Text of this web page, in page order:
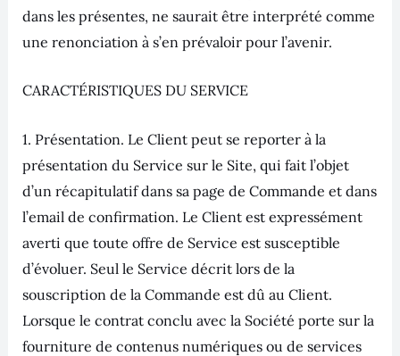
dans les présentes, ne saurait être interprété comme
une renonciation à s’en prévaloir pour l’avenir.
CARACTÉRISTIQUES DU SERVICE
1. Présentation. Le Client peut se reporter à la
présentation du Service sur le Site, qui fait l’objet
d’un récapitulatif dans sa page de Commande et dans
l’email de confirmation. Le Client est expressément
averti que toute offre de Service est susceptible
d’évoluer. Seul le Service décrit lors de la
souscription de la Commande est dû au Client.
Lorsque le contrat conclu avec la Société porte sur la
fourniture de contenus numériques ou de services